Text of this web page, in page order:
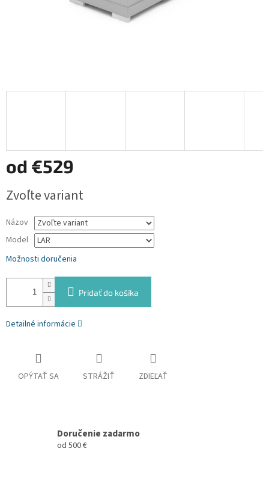
od €529
cena:
Zvoľte variant
Názov
Model
Možnosti doručenia
Pridať do košíka
Detailné informácie
OPÝTAŤ SA STRÁŽIŤ ZDIEĽAŤ
Doručenie zadarmo
od 500 €